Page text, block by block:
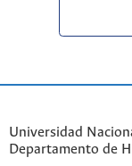
Universidad
Departamento de